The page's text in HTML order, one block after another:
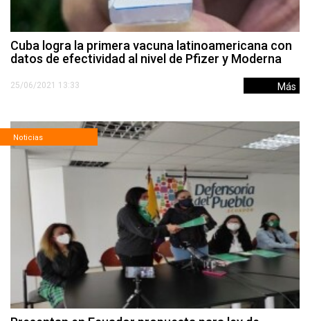
Cuba logra la primera vacuna latinoamericana con
datos de efectividad al nivel de Pfizer y Moderna
25/06/2021 13:33 Más
Noticias